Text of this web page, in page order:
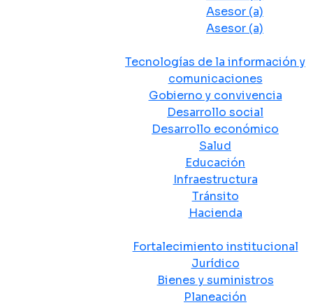
Asesor (a)
Asesor (a)
Tecnologías de la información y
comunicaciones
Gobierno y convivencia
Desarrollo social
Desarrollo económico
Salud
Educación
Infraestructura
Tránsito
Hacienda
Fortalecimiento institucional
Jurídico
Bienes y suministros
Planeación